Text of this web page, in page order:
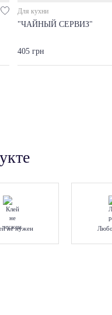
Для кухни
"ЧАЙНЫЙ СЕРВИЗ"
405 грн
не нужен